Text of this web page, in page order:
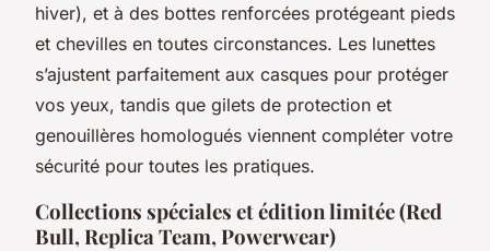
hiver), et à des bottes renforcées protégeant pieds
et chevilles en toutes circonstances. Les lunettes
s’ajustent parfaitement aux casques pour protéger
vos yeux, tandis que gilets de protection et
genouillères homologués viennent compléter votre
sécurité pour toutes les pratiques.
Collections spéciales et édition limitée (Red
Bull, Replica Team, Powerwear)